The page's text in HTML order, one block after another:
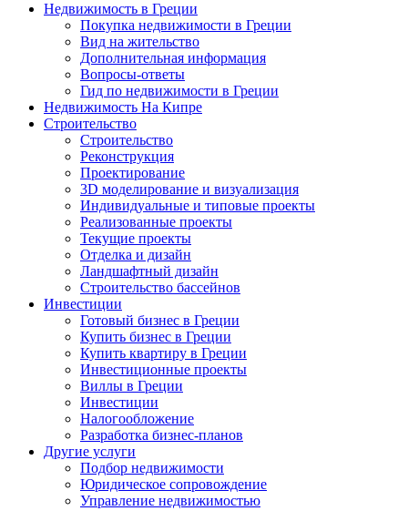
Недвижимость в Греции
Покупка недвижимости в Греции
Вид на жительство
Дополнительная информация
Вопросы-ответы
Гид по недвижимости в Греции
Недвижимость На Кипре
Строительство
Строительство
Реконструкция
Проектирование
3D моделирование и визуализация
Индивидуальные и типовые проекты
Реализованные проекты
Текущие проекты
Отделка и дизайн
Ландшафтный дизайн
Строительство бассейнов
Инвестиции
Готовый бизнес в Греции
Купить бизнес в Греции
Купить квартиру в Греции
Инвестиционные проекты
Виллы в Греции
Инвестиции
Налогообложение
Разработка бизнес-планов
Другие услуги
Подбор недвижимости
Юридическое сопровождение
Управление недвижимостью